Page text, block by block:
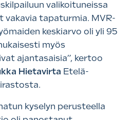
valikoituneissa
vakavia tapaturmia. MVR-
keskiarvo oli yli 95
myös
ajantasaisia”, kertoo
Hietavirta Etelä-
kyselyn perusteella